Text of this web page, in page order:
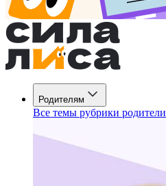
Родителям
Все темы рубрики родители